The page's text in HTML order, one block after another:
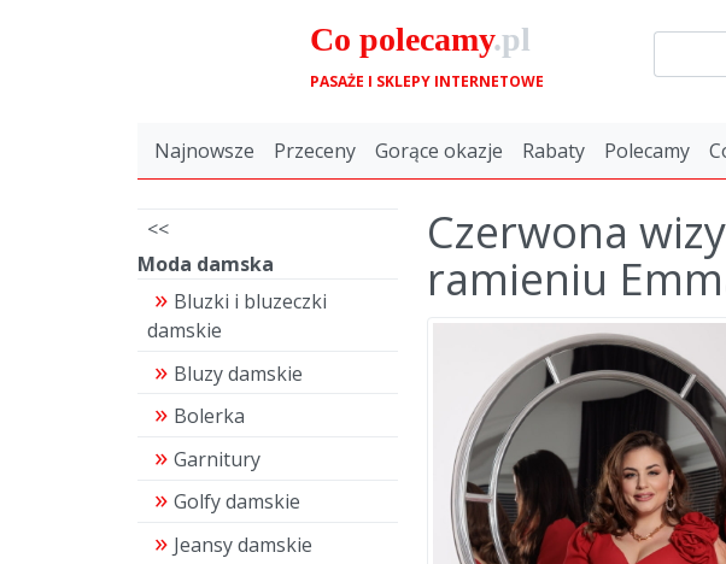
Co polecamy.pl
PASAŻE I SKLEPY INTERNETOWE
Najnowsze Przeceny Gorące okazje Rabaty Polecamy
<<
Moda damska
Bluzki i bluzeczki
damskie
Bluzy damskie
Bolerka
Garnitury
Golfy damskie
Jeansy damskie
Czerwona
ramieniu